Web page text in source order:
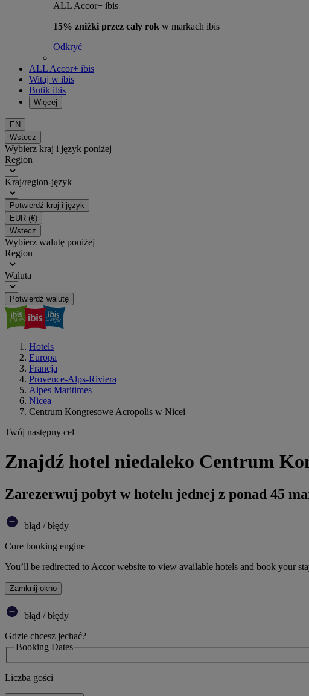
ALL Accor+ ibis
15% zniżki przez cały rok w markach ibis
Odkryć
ALL Accor+ ibis
Witaj w ibis
Butik ibis
Więcej
EN
Wstecz
Wybierz kraj i język poniżej
Region
Kraj/region-język
Potwierdź kraj i język
EUR (€)
Wstecz
Wybierz walutę poniżej
Region
Waluta
Potwierdź walutę
Hotels
Europa
Francja
Provence-Alps-Riviera
Alpes Maritimes
Nicea
Centrum Kongresowe Acropolis w Nicei
Twój następny cel
Znajdź hotel niedaleko Centrum
Zarezerwuj pobyt w hotelu jednej z ponad 45
błąd / błędy
Core booking engine
You’ll be redirected to Accor website to view available hotels and book your
Zamknij okno
błąd / błędy
Gdzie chcesz jechać?
Booking Dates
Liczba gości